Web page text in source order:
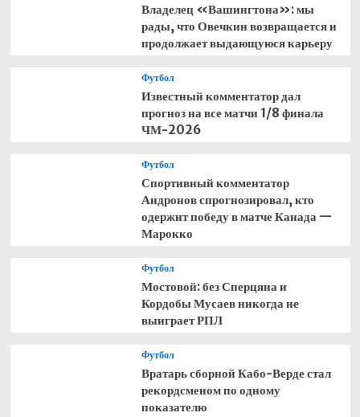
Владелец «Вашингтона»: мы
рады, что Овечкин возвращается и
продолжает выдающуюся карьеру
Футбол
Известный комментатор дал
прогноз на все матчи 1/8 финала
ЧМ-2026
Футбол
Спортивный комментатор
Андронов спрогнозировал, кто
одержит победу в матче Канада —
Марокко
Футбол
Мостовой: без Сперцяна и
Кордобы Мусаев никогда не
выиграет РПЛ
Футбол
Вратарь сборной Кабо-Верде стал
рекордсменом по одному
показателю